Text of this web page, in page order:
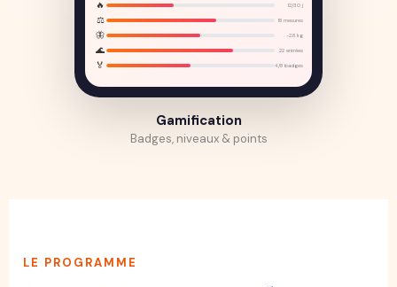
🔥 12/30 j
⚖️ 18 mesures
🦋 -2.8 kg
🌊 22 entrées
🏅 4/8 badges
Gamification
Badges, niveaux & points
LE PROGRAMME